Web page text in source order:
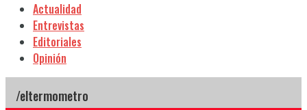
Actualidad
Entrevistas
Editoriales
Opinión